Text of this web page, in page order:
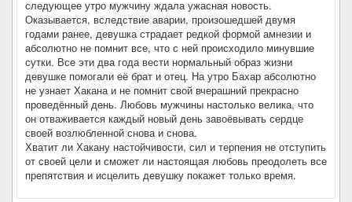
следующее утро мужчину ждала ужасная новость.
Оказывается, вследствие аварии, произошедшей двумя
годами ранее, девушка страдает редкой формой амнезии и
абсолютно не помнит все, что с ней происходило минувшие
сутки. Все эти два года вести нормальный образ жизни
девушке помогали её брат и отец. На утро Бахар абсолютно
не узнает Хакана и не помнит свой вчерашний прекрасно
проведённый день. Любовь мужчины настолько велика, что
он отваживается каждый новый день завоёвывать сердце
своей возлюбленной снова и снова.
Хватит ли Хакану настойчивости, сил и терпения не отступить
от своей цели и сможет ли настоящая любовь преодолеть все
препятствия и исцелить девушку покажет только время.